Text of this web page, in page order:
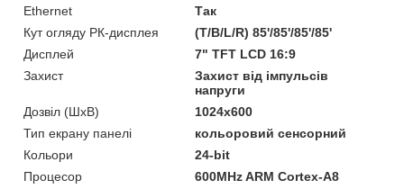
Ethernet
Так
Кут огляду РК-дисплея
(T/B/L/R) 85'/85'/85'/85'
Дисплей
7" TFT LCD 16:9
Захист
Захист від імпульсів
напруги
Дозвіл (ШхВ)
1024x600
Тип екрану панелі
кольоровий сенсорний
Кольори
24-bit
Процесор
600MHz ARM Cortex-A8